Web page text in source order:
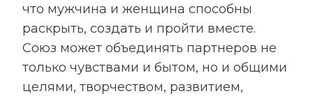
что мужчина и женщина способны
раскрыть, создать и пройти вместе.
Союз может объединять партнеров не
только чувствами и бытом, но и общими
целями, творчеством, развитием,